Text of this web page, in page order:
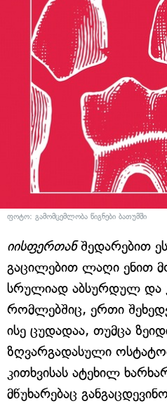
ფოტო: გამომცემლობა წიგნები ბათუმში
იისფერთანშედარებით
გაცილებით ლაღი ენით
სრულიად აბსურდულ და
რომლებშიც, ერთი
ისე ცუდადაა, თუმცა
ზღვარგადასული
კითხვისას ატეხილ
მწუხარებაც